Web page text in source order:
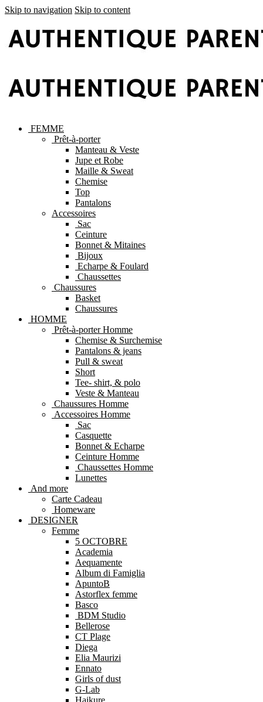
Skip to navigation Skip to content
FEMME
Prêt-à-porter
Manteau & Veste
Jupe et Robe
Maille & Sweat
Chemise
Top
Pantalons
Accessoires
Sac
Ceinture
Bonnet & Mitaines
Bijoux
Echarpe & Foulard
Chaussettes
Chaussures
Basket
Chaussures
HOMME
Prêt-à-porter Homme
Chemise & Surchemise
Pantalons & jeans
Pull & sweat
Short
Tee- shirt, & polo
Veste & Manteau
Chaussures Homme
Accessoires Homme
Sac
Casquette
Bonnet & Echarpe
Ceinture Homme
Chaussettes Homme
Lunettes
And more
Carte Cadeau
Homeware
DESIGNER
Femme
5 OCTOBRE
Academia
Aequamente
Album di Famiglia
ApuntoB
Astorflex femme
Basco
BDM Studio
Bellerose
CT Plage
Diega
Elia Maurizi
Ennato
Girls of dust
G-Lab
Haikure